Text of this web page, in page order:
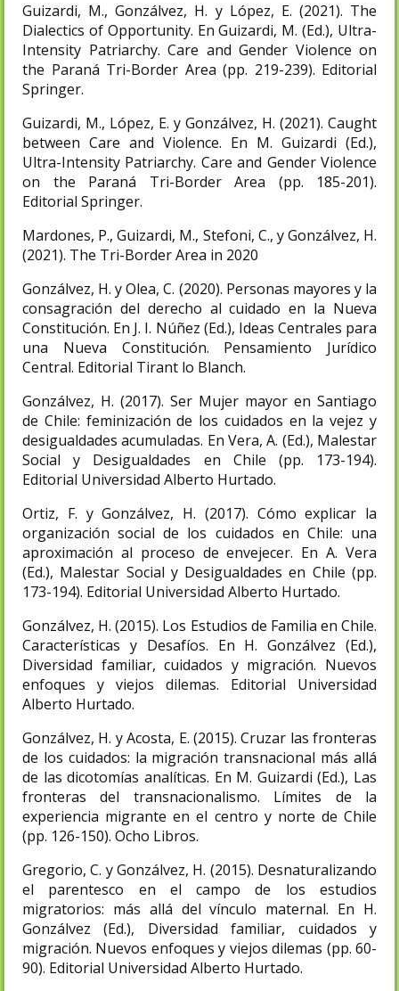
Guizardi, M., Gonzálvez, H. y López, E. (2021). The
Dialectics of Opportunity. En Guizardi, M. (Ed.), Ultra-
Intensity Patriarchy. Care and Gender Violence on
the Paraná Tri-Border Area (pp. 219-239). Editorial
Springer.
Guizardi, M., López, E. y Gonzálvez, H. (2021). Caught
between Care and Violence. En M. Guizardi (Ed.),
Ultra-Intensity Patriarchy. Care and Gender Violence
on the Paraná Tri-Border Area (pp. 185-201).
Editorial Springer.
Mardones, P., Guizardi, M., Stefoni, C., y Gonzálvez, H.
(2021). The Tri-Border Area in 2020
Gonzálvez, H. y Olea, C. (2020). Personas mayores y la
consagración del derecho al cuidado en la Nueva
Constitución. En J. I. Núñez (Ed.), Ideas Centrales para
una Nueva Constitución. Pensamiento Jurídico
Central. Editorial Tirant lo Blanch.
Gonzálvez, H. (2017). Ser Mujer mayor en Santiago
de Chile: feminización de los cuidados en la vejez y
desigualdades acumuladas. En Vera, A. (Ed.), Malestar
Social y Desigualdades en Chile (pp. 173-194).
Editorial Universidad Alberto Hurtado.
Ortiz, F. y Gonzálvez, H. (2017). Cómo explicar la
organización social de los cuidados en Chile: una
aproximación al proceso de envejecer. En A. Vera
(Ed.), Malestar Social y Desigualdades en Chile (pp.
173-194). Editorial Universidad Alberto Hurtado.
Gonzálvez, H. (2015). Los Estudios de Familia en Chile.
Características y Desafíos. En H. Gonzálvez (Ed.),
Diversidad familiar, cuidados y migración. Nuevos
enfoques y viejos dilemas. Editorial Universidad
Alberto Hurtado.
Gonzálvez, H. y Acosta, E. (2015). Cruzar las fronteras
de los cuidados: la migración transnacional más allá
de las dicotomías analíticas. En M. Guizardi (Ed.), Las
fronteras del transnacionalismo. Límites de la
experiencia migrante en el centro y norte de Chile
(pp. 126-150). Ocho Libros.
Gregorio, C. y Gonzálvez, H. (2015). Desnaturalizando
el parentesco en el campo de los estudios
migratorios: más allá del vínculo maternal. En H.
Gonzálvez (Ed.), Diversidad familiar, cuidados y
migración. Nuevos enfoques y viejos dilemas (pp. 60-
90). Editorial Universidad Alberto Hurtado.